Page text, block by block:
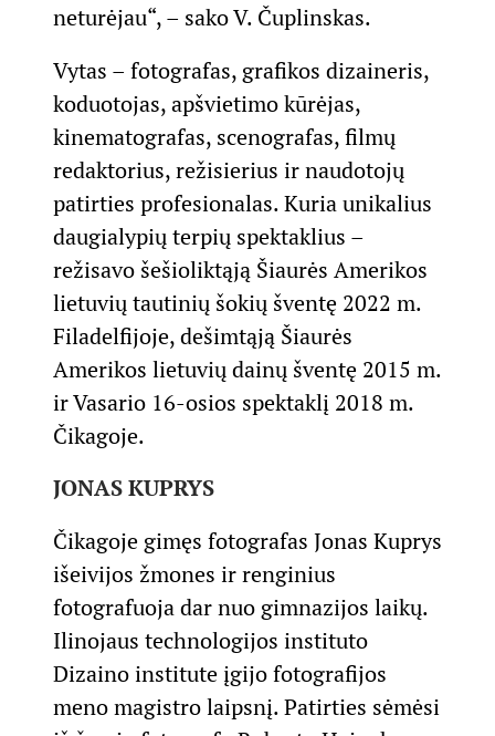
neturėjau“, – sako V. Čuplinskas.
Vytas – fotografas, grafikos dizaineris,
koduotojas, apšvietimo kūrėjas,
kinematografas, scenografas, filmų
redaktorius, režisierius ir naudotojų
patirties profesionalas. Kuria unikalius
daugialypių terpių spektaklius –
režisavo šešioliktąją Šiaurės Amerikos
lietuvių tautinių šokių šventę 2022 m.
Filadelfijoje, dešimtąją Šiaurės
Amerikos lietuvių dainų šventę 2015 m.
ir Vasario 16-osios spektaklį 2018 m.
Čikagoje.
JONAS KUPRYS
Čikagoje gimęs fotografas Jonas Kuprys
išeivijos žmones ir renginius
fotografuoja dar nuo gimnazijos laikų.
Ilinojaus technologijos instituto
Dizaino institute įgijo fotografijos
meno magistro laipsnį. Patirties sėmėsi